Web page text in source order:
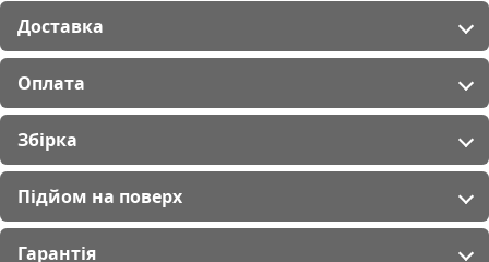
Доставка
Оплата
Збірка
Підйом на поверх
Гарантія